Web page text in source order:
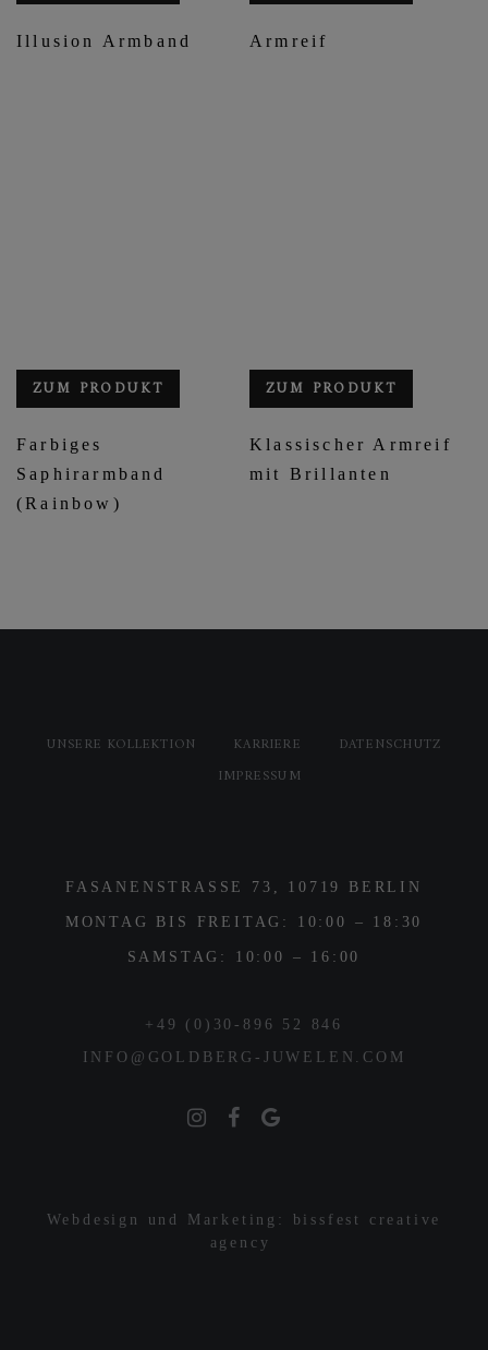
Illusion Armband Armreif
ZUM PRODUKT
Farbiges
Saphirarmband
(Rainbow)
ZUM PRODUKT
Klassischer Armreif
mit Brillanten
UNSERE KOLLEKTION KARRIERE
DATENSCHUTZ
IMPRESSUM
FASANENSTRASSE 73, 10719 BERLIN
MONTAG BIS FREITAG: 10:00 – 18:30
SAMSTAG: 10:00 – 16:00
+49 (0)30-896 52 846
INFO@GOLDBERG-JUWELEN.COM
Webdesign und Marketing: bissfest creative
agency